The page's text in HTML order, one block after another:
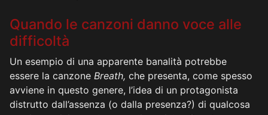
Quando le canzoni danno voce alle
difficoltà
Un esempio di una apparente banalità potrebbe
essere la canzone Breath, che presenta, come spesso
avviene in questo genere, l’idea di un protagonista
distrutto dall’assenza (o dalla presenza?) di qualcosa